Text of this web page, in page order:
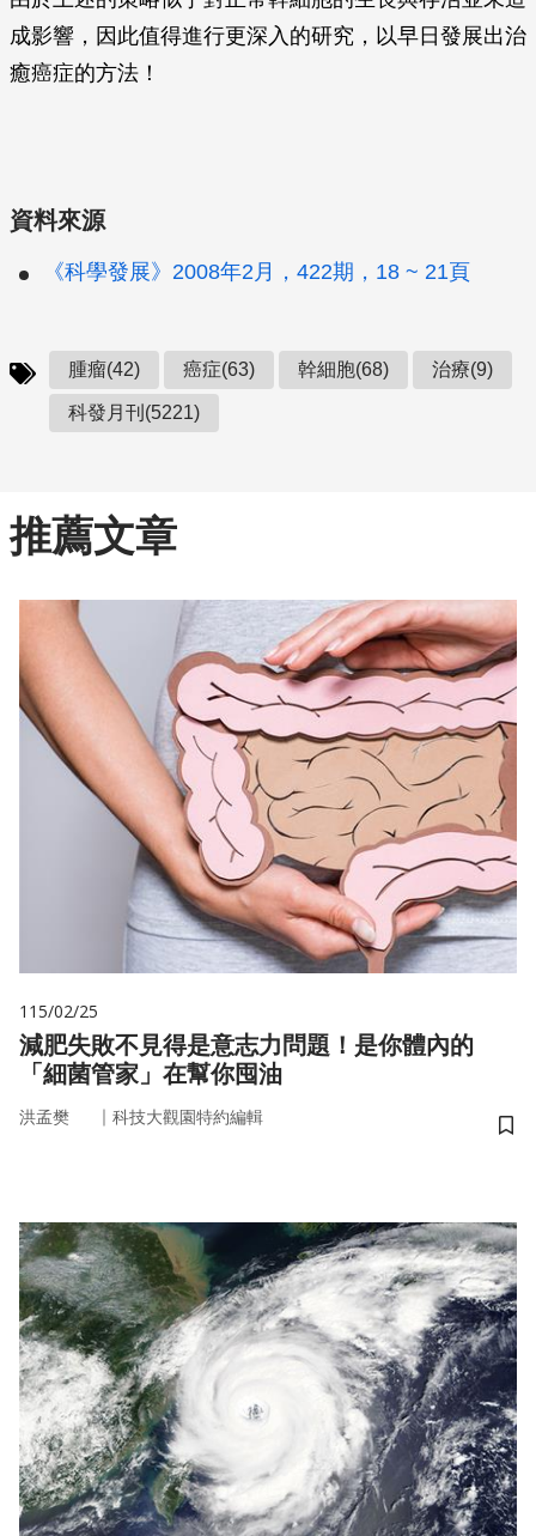
成影響，因此值得進行更深入的研究，以早日發展出治
癒癌症的方法！
資料來源
《科學發展》2008年2月，422期，18 ~ 21頁
腫瘤(42) 癌症(63) 幹細胞(68) 治療(9)
科發月刊(5221)
推薦文章
115/02/25
減肥失敗不見得是意志力問題！是你體內的
「細菌管家」在幫你囤油
洪孟樊 ｜ 科技大觀園特約編輯
儲